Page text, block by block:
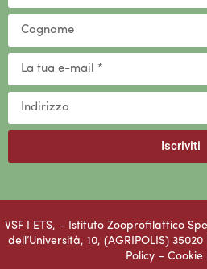
Iscriviti
VSF I ETS, – Istituto Zooprofilattico
dell’Università, 10, (AGRIPOLIS)
Policy – Cookie